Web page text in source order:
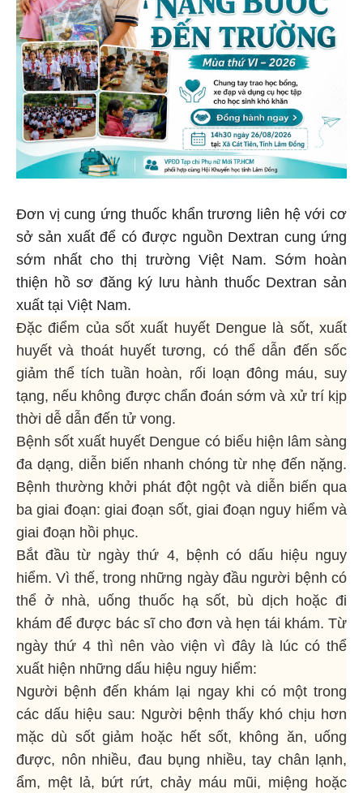
Đơn vị cung ứng thuốc khẩn trương liên hệ với cơ
sở sản xuất để có được nguồn Dextran cung ứng
sớm nhất cho thị trường Việt Nam. Sớm hoàn
thiện hồ sơ đăng ký lưu hành thuốc Dextran sản
xuất tại Việt Nam.
Đặc điểm của sốt xuất huyết Dengue là sốt, xuất
huyết và thoát huyết tương, có thể dẫn đến sốc
giảm thể tích tuần hoàn, rối loạn đông máu, suy
tạng, nếu không được chẩn đoán sớm và xử trí kịp
thời dễ dẫn đến tử vong.
Bệnh sốt xuất huyết Dengue có biểu hiện lâm sàng
đa dạng, diễn biến nhanh chóng từ nhẹ đến nặng.
Bệnh thường khởi phát đột ngột và diễn biến qua
ba giai đoạn: giai đoạn sốt, giai đoạn nguy hiểm và
giai đoạn hồi phục.
Bắt đầu từ ngày thứ 4, bệnh có dấu hiệu nguy
hiểm. Vì thế, trong những ngày đầu người bệnh có
thể ở nhà, uống thuốc hạ sốt, bù dịch hoặc đi
khám để được bác sĩ cho đơn và hẹn tái khám. Từ
ngày thứ 4 thì nên vào viện vì đây là lúc có thể
xuất hiện những dấu hiệu nguy hiểm:
Người bệnh đến khám lại ngay khi có một trong
các dấu hiệu sau: Người bệnh thấy khó chịu hơn
mặc dù sốt giảm hoặc hết sốt, không ăn, uống
được, nôn nhiều, đau bụng nhiều, tay chân lạnh,
ẩm, mệt lả, bứt rứt, chảy máu mũi, miệng hoặc